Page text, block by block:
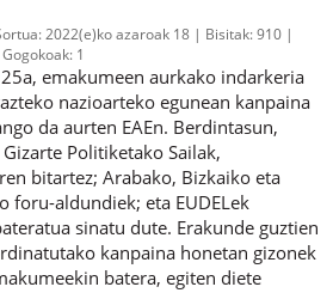
2022(e)ko azaroak 18 Bisitak:910
Gogokoak: 1
emakumeen aurkako indarkeria
nazioarteko egunean kanpaina
da aurten EAEn. Berdintasun,
Gizarte Politiketako Sailak,
bitartez; Arabako, Bizkaiko eta
foru-aldundiek; eta EUDELek
sinatu dute. Erakunde guztien
kanpaina honetan gizonek
batera, egiten diete